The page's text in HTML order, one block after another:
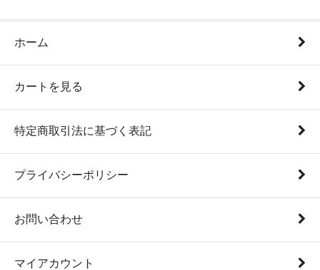
ホーム
カートを見る
特定商取引法に基づく表記
プライバシーポリシー
お問い合わせ
マイアカウント